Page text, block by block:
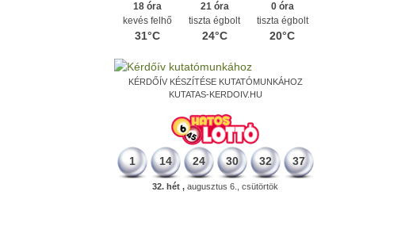
18 óra
kevés felhő
31°C
21 óra
tiszta égbolt
24°C
0 óra
tiszta égbolt
20°C
KÉRDŐÍV KÉSZÍTÉSE KUTATÓMUNKÁHOZ
KUTATAS-KERDOIV.HU
1 14 24 30 32 37
32. hét , augusztus 6., csütörtök